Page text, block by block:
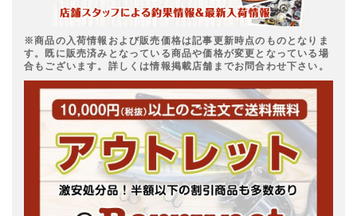
※商品の入荷情報および販売価格は記事更新時点のものとなりま
す。既に販売済みとなっている商品や価格が変更となっている場
合もございます。詳しくは情報掲載店舗までお問合わせ下さい。